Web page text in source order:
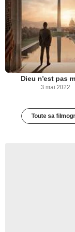
Dieu n'est pas
3 mai 2022
Toute sa